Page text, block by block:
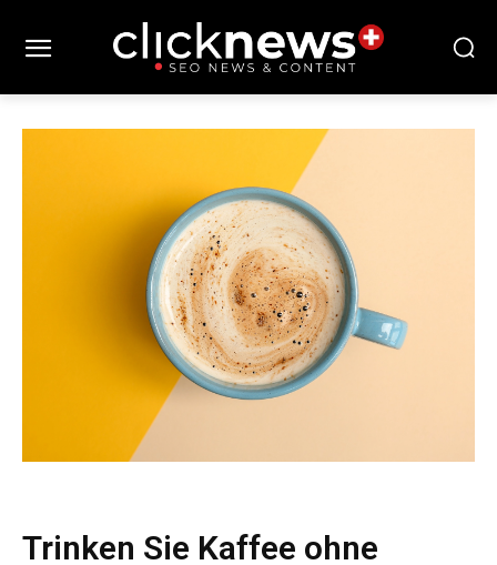
Trinken Sie Kaffee ohne